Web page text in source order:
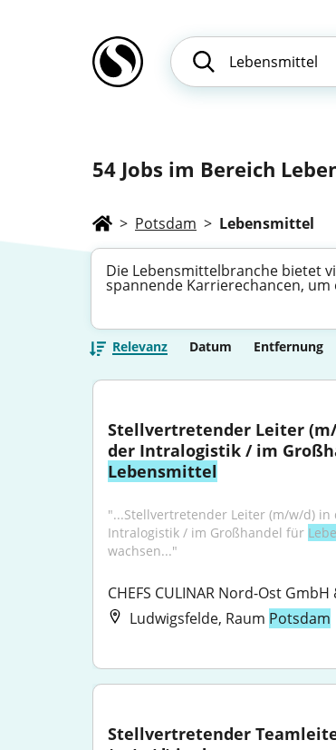
54 Jobs im Bereich
> Potsdam > Lebensmittel
Die Lebensmittelbranche bietet
spannende Karrierechancen,
Relevanz Datum Entfernung
Stellvertretender Leiter
Lebensmittel
"...Stellvertretender Leiter (m/w/d) in
Intralogistik / im Großhandel für
wachsen..."
CHEFS CULINAR Nord-Ost GmbH
Ludwigsfelde, Raum Potsdam
Stellvertretender